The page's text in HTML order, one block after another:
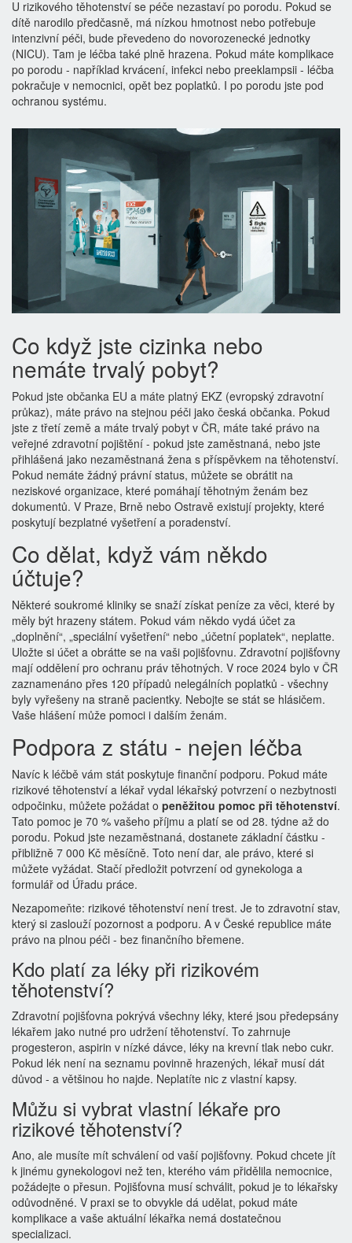
U rizikového těhotenství se péče nezastaví po porodu. Pokud se
dítě narodilo předčasně, má nízkou hmotnost nebo potřebuje
intenzivní péči, bude převedeno do novorozenecké jednotky
(NICU). Tam je léčba také plně hrazena. Pokud máte komplikace
po porodu - například krvácení, infekci nebo preeklampsii - léčba
pokračuje v nemocnici, opět bez poplatků. I po porodu jste pod
ochranou systému.
Co když jste cizinka nebo
nemáte trvalý pobyt?
Pokud jste občanka EU a máte platný EKZ (evropský zdravotní
průkaz), máte právo na stejnou péči jako česká občanka. Pokud
jste z třetí země a máte trvalý pobyt v ČR, máte také právo na
veřejné zdravotní pojištění - pokud jste zaměstnaná, nebo jste
přihlášená jako nezaměstnaná žena s příspěvkem na těhotenství.
Pokud nemáte žádný právní status, můžete se obrátit na
neziskové organizace, které pomáhají těhotným ženám bez
dokumentů. V Praze, Brně nebo Ostravě existují projekty, které
poskytují bezplatné vyšetření a poradenství.
Co dělat, když vám někdo
účtuje?
Některé soukromé kliniky se snaží získat peníze za věci, které by
měly být hrazeny státem. Pokud vám někdo vydá účet za
„doplnění“, „speciální vyšetření“ nebo „účetní poplatek“, neplatte.
Uložte si účet a obrátte se na vaši pojišťovnu. Zdravotní pojišťovny
mají oddělení pro ochranu práv těhotných. V roce 2024 bylo v ČR
zaznamenáno přes 120 případů nelegálních poplatků - všechny
byly vyřešeny na straně pacientky. Nebojte se stát se hlásičem.
Vaše hlášení může pomoci i dalším ženám.
Podpora z státu - nejen léčba
Navíc k léčbě vám stát poskytuje finanční podporu. Pokud máte
rizikové těhotenství a lékař vydal lékařský potvrzení o nezbytnosti
odpočinku, můžete požádat o peněžitou pomoc při těhotenství.
Tato pomoc je 70 % vašeho příjmu a platí se od 28. týdne až do
porodu. Pokud jste nezaměstnaná, dostanete základní částku -
přibližně 7 000 Kč měsíčně. Toto není dar, ale právo, které si
můžete vyžádat. Stačí předložit potvrzení od gynekologa a
formulář od Úřadu práce.
Nezapomeňte: rizikové těhotenství není trest. Je to zdravotní stav,
který si zaslouží pozornost a podporu. A v České republice máte
právo na plnou péči - bez finančního břemene.
Kdo platí za léky při rizikovém
těhotenství?
Zdravotní pojišťovna pokrývá všechny léky, které jsou předepsány
lékařem jako nutné pro udržení těhotenství. To zahrnuje
progesteron, aspirin v nízké dávce, léky na krevní tlak nebo cukr.
Pokud lék není na seznamu povinně hrazených, lékař musí dát
důvod - a většinou ho najde. Neplatíte nic z vlastní kapsy.
Můžu si vybrat vlastní lékaře pro
rizikové těhotenství?
Ano, ale musíte mít schválení od vaší pojišťovny. Pokud chcete jít
k jinému gynekologovi než ten, kterého vám přidělila nemocnice,
požádejte o přesun. Pojišťovna musí schválit, pokud je to lékařsky
odůvodněné. V praxi se to obvykle dá udělat, pokud máte
komplikace a vaše aktuální lékařka nemá dostatečnou
specializaci.